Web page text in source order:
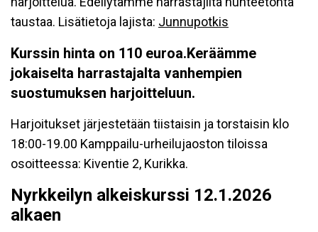
taustaa. Lisätietoja lajista: Junnupotkis
Kurssin hinta on 110 euroa.Keräämme
jokaiselta harrastajalta vanhempien
suostumuksen harjoitteluun.
Harjoitukset järjestetään tiistaisin ja torstaisin klo
18:00-19.00 Kamppailu-urheilujaoston tiloissa
osoitteessa: Kiventie 2, Kurikka.
Nyrkkeilyn alkeiskurssi 12.1.2026
alkaen